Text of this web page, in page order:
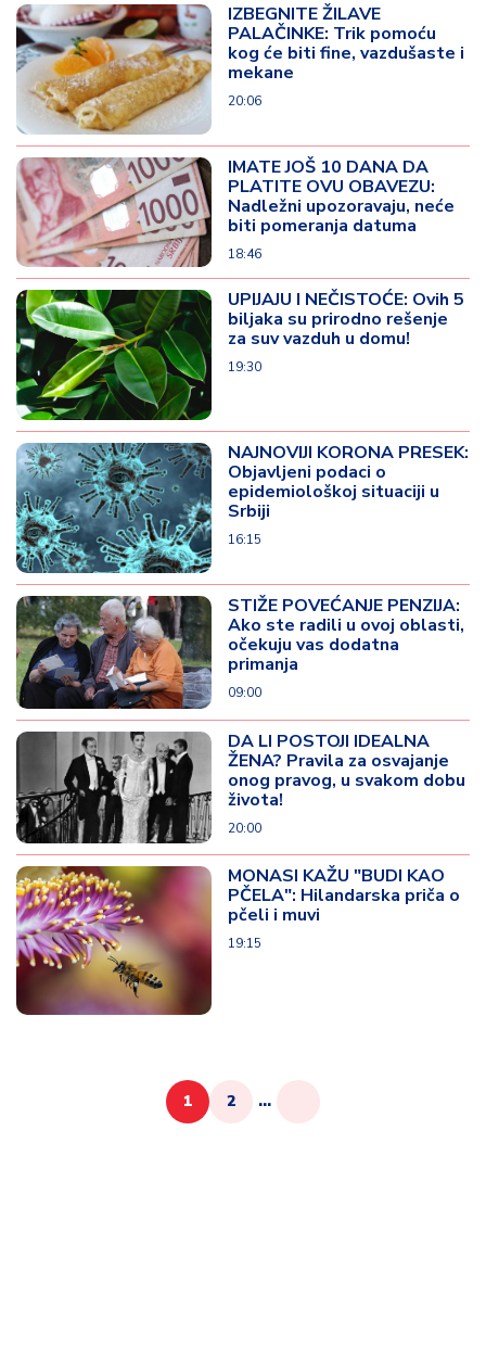
IZBEGNITE ŽILAVE
PALAČINKE: Trik pomoću
kog će biti fine, vazdušaste i
mekane
20:06
IMATE JOŠ 10 DANA DA
PLATITE OVU OBAVEZU:
Nadležni upozoravaju, neće
biti pomeranja datuma
18:46
UPIJAJU I NEČISTOĆE: Ovih 5
biljaka su prirodno rešenje
za suv vazduh u domu!
19:30
NAJNOVIJI KORONA PRESEK:
Objavljeni podaci o
epidemiološkoj situaciji u
Srbiji
16:15
STIŽE POVEĆANJE PENZIJA:
Ako ste radili u ovoj oblasti,
očekuju vas dodatna
primanja
09:00
DA LI POSTOJI IDEALNA
ŽENA? Pravila za osvajanje
onog pravog, u svakom dobu
života!
20:00
MONASI KAŽU "BUDI KAO
PČELA": Hilandarska priča o
pčeli i muvi
19:15
1 2 ...